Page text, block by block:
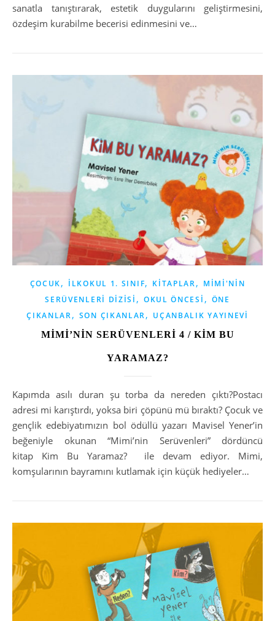
sanatla tanıştırarak, estetik duygularını geliştirmesini,
özdeşim kurabilme becerisi edinmesini ve…
ÇOCUK, İLKOKUL 1. SINIF, KITAPLAR, MIMI'NIN
SERÜVENLERI DIZISI , OKUL ÖNCESI , ÖNE
ÇIKANLAR, SON ÇIKANLAR, UÇANBALIK YAYINEVI
MİMİ’NİN SERÜVENLERİ 4 / KİM BU
YARAMAZ?
Kapımda asılı duran şu torba da nereden çıktı?Postacı
adresi mi karıştırdı, yoksa biri çöpünü mü bıraktı? Çocuk ve
gençlik edebiyatımızın bol ödüllü yazarı Mavisel Yener’in
beğeniyle okunan “Mimi’nin Serüvenleri” dördüncü
kitap Kim Bu Yaramaz? ile devam ediyor. Mimi,
komşularının bayramını kutlamak için küçük hediyeler…